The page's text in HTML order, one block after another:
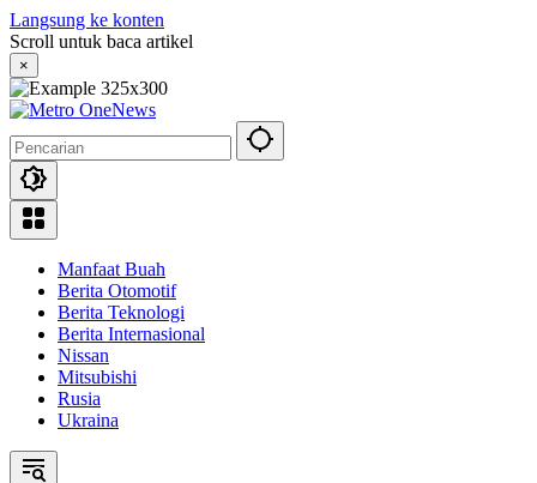
Langsung ke konten
Scroll untuk baca artikel
×
Manfaat Buah
Berita Otomotif
Berita Teknologi
Berita Internasional
Nissan
Mitsubishi
Rusia
Ukraina